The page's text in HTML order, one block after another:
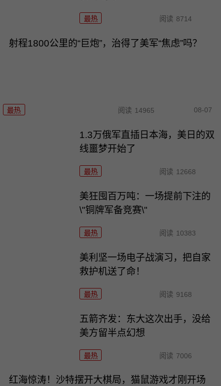
最热 阅读 8714
射程1800公里的“巨炮”，治得了美军“焦虑”吗？
最热 阅读 14965 08-07
1.3万俄军直插日本海，美日的双
线噩梦开始了
最热 阅读 12668
美狂囤百万吨：一场提前下注的
\"铜牌军备竞赛\"
最热 阅读 10383
美利坚一场电子战演习，把自家
救护机送了命！
最热 阅读 9168
五箭齐发：东大这次出手，没给
美方留半点幻想
最热 阅读 7006
红海惊涛！沙特摆开大棋局，猫鼠游戏才刚开场